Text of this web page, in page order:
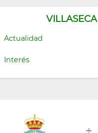
Actualidad
Interés